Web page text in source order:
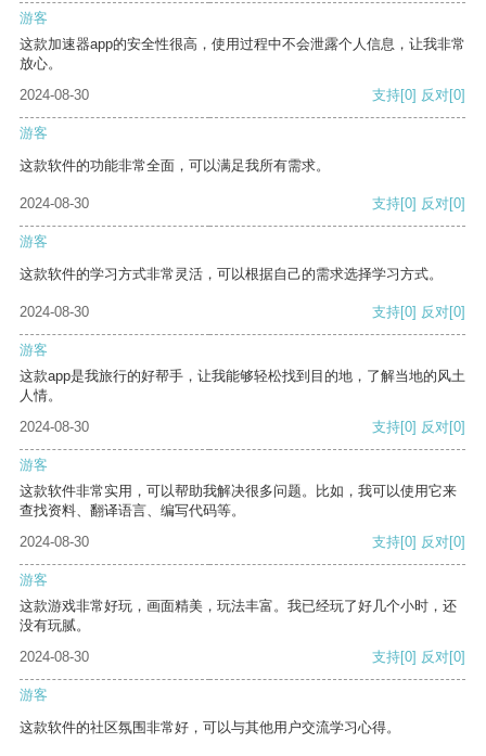
游客
这款加速器app的安全性很高，使用过程中不会泄露个人信息，让我非常
放心。
2024-08-30
支持[0] 反对[0]
游客
这款软件的功能非常全面，可以满足我所有需求。
2024-08-30 支持[0] 反对[0]
游客
这款软件的学习方式非常灵活，可以根据自己的需求选择学习方式。
2024-08-30 支持[0] 反对[0]
游客
这款app是我旅行的好帮手，让我能够轻松找到目的地，了解当地的风土
人情。
2024-08-30
支持[0] 反对[0]
游客
这款软件非常实用，可以帮助我解决很多问题。比如，我可以使用它来
查找资料、翻译语言、编写代码等。
2024-08-30
支持[0] 反对[0]
游客
这款游戏非常好玩，画面精美，玩法丰富。我已经玩了好几个小时，还
没有玩腻。
2024-08-30
支持[0] 反对[0]
游客
这款软件的社区氛围非常好，可以与其他用户交流学习心得。